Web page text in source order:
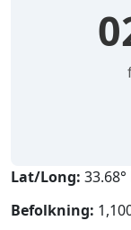
Lat/Long: 33.68°
Befolkning: